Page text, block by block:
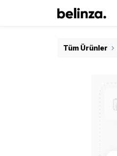
Tüm Ürünler